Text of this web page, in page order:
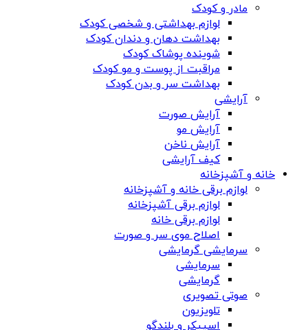
مادر و کودک
لوازم بهداشتی و شخصی کودک
بهداشت دهان و دندان کودک
شوینده پوشاک کودک
مراقبت از پوست و مو کودک
بهداشت سر و بدن کودک
آرایشی
آرایش صورت
آرایش مو
آرایش ناخن
کیف آرایشی
خانه و آشپزخانه
لوازم برقی خانه و آشپزخانه
لوازم برقی آشپزخانه
لوازم برقی خانه
اصلاح موی سر و صورت
سرمایشی گرمایشی
سرمایشی
گرمایشی
صوتی تصویری
تلویزیون
اسپیکر و بلندگو